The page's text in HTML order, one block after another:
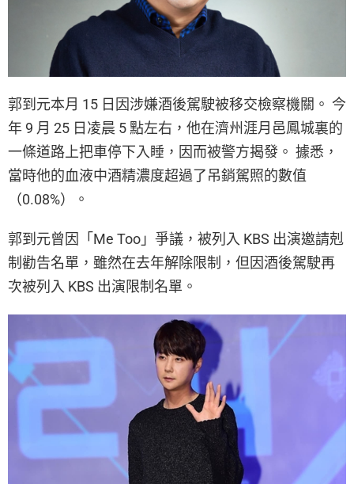
郭到元本月 15 日因涉嫌酒後駕駛被移交檢察機關。 今
年 9 月 25 日凌晨 5 點左右，他在濟州涯月邑鳳城裏的
一條道路上把車停下入睡，因而被警方揭發。 據悉，
當時他的血液中酒精濃度超過了吊銷駕照的數值
（0.08%）。
郭到元曾因「Me Too」爭議，被列入 KBS 出演邀請剋
制勸告名單，雖然在去年解除限制，但因酒後駕駛再
次被列入 KBS 出演限制名單。